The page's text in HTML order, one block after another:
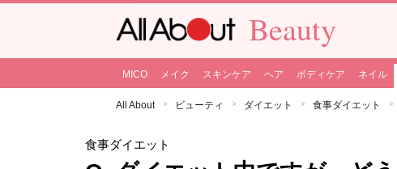
Beauty
MICO メイク スキンケア ヘア ボディケア ネイル
All About ビューティ ダイエット 食事ダイエット
食事ダイエット